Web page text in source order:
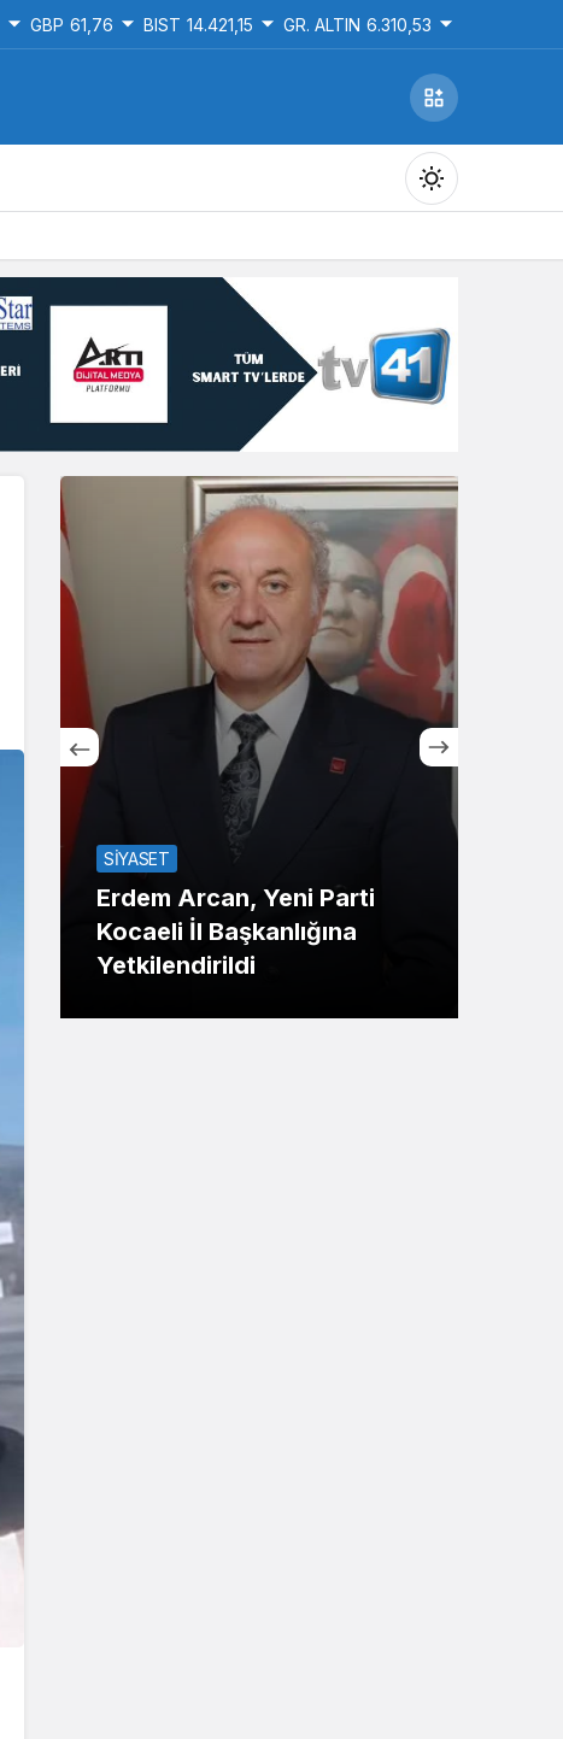
GBP 61,76 BIST 14.421,15 GR. ALTIN 6.310,53
Gündüz Modu
Gündüz modunu seçin.
Gece modunu seçin.
Sistem Modu
Sistem modunu seçin.
SİYASET
Erdem Arcan, Yeni Parti
Kocaeli İl Başkanlığına
Yetkilendirildi